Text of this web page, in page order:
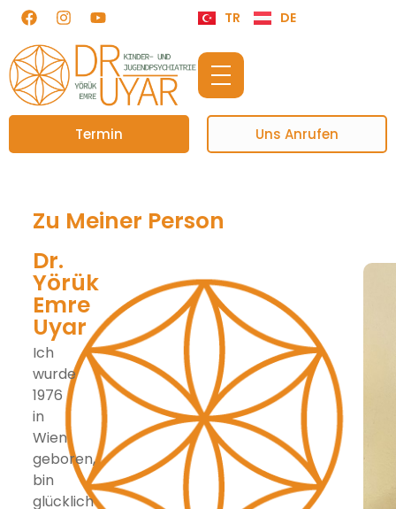
TR DE
Termin Uns Anrufen
Zu Meiner Person
Dr.
Yörük
Emre
Uyar
Ich
wurde
1976
in
Wien
geboren,
bin
glücklich